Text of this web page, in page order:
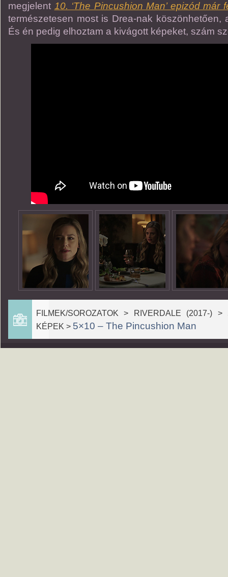
megjelent 10. ‘The Pincushion Man’ epizód már
természetesen most is Drea-nak köszönhetően,
És én pedig elhoztam a kivágott képeket, szám
FILMEK/SOROZATOK > RIVERDALE (2017-)
KÉPEK > 5×10 – The Pincushion Man